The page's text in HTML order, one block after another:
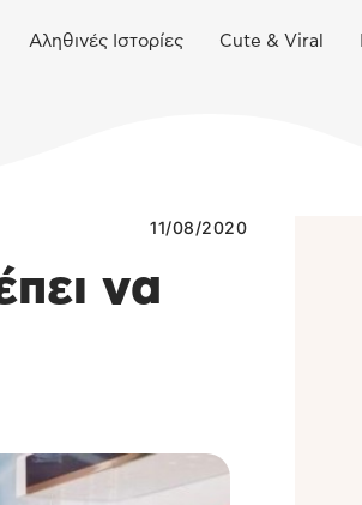
Αληθινές Ιστορίες Cute & Viral
11/08/2020
να